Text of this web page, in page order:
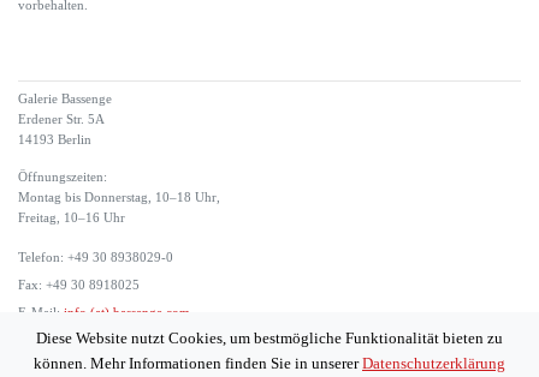
vorbehalten.
Galerie Bassenge
Erdener Str. 5A
14193 Berlin
Öffnungszeiten:
Montag bis Donnerstag, 10–18 Uhr,
Freitag, 10–16 Uhr
Telefon: +49 30 8938029-0
Fax: +49 30 8918025
E-Mail: info (at) bassenge.com
Diese Website nutzt Cookies, um bestmögliche Funktionalität bieten zu
können. Mehr Informationen finden Sie in unsererDatenschutzerklärung